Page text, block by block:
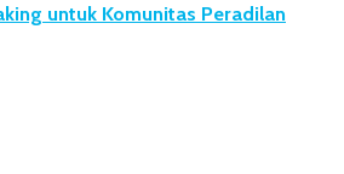
untuk Komunitas Peradilan